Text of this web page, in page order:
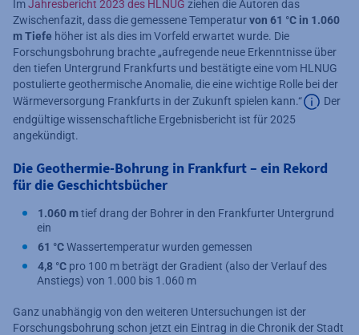
ImJahresbericht 2023 des HLNUG ziehen die Autoren das
Zwischenfazit, dass die gemessene Temperaturvon 61 °C in 1.060
m Tiefe höher ist als dies im Vorfeld erwartet wurde. Die
Forschungsbohrung brachte „aufregende neue Erkenntnisse über
den tiefen Untergrund Frankfurts und bestätigte eine vom HLNUG
postulierte geothermische Anomalie, die eine wichtige Rolle bei der
Wärmeversorgung Frankfurts in der Zukunft spielen kann.“
Der
endgültige wissenschaftliche Ergebnisbericht ist für 2025
angekündigt.
Die Geothermie-Bohrung in Frankfurt – ein Rekord
für die Geschichtsbücher
1.060 mtief drang der Bohrer in den Frankfurter Untergrund
ein
61 °CWassertemperatur wurden gemessen
4,8 °C pro 100 m beträgt der Gradient (also der Verlauf des
Anstiegs) von 1.000 bis 1.060 m
Ganz unabhängig von den weiteren Untersuchungen ist der
Forschungsbohrung schon jetzt ein Eintrag in die Chronik der Stadt